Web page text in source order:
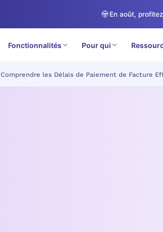
En août,
Fonctionnalités Pour qui
Comprendre les Délais de Paiement de Facture